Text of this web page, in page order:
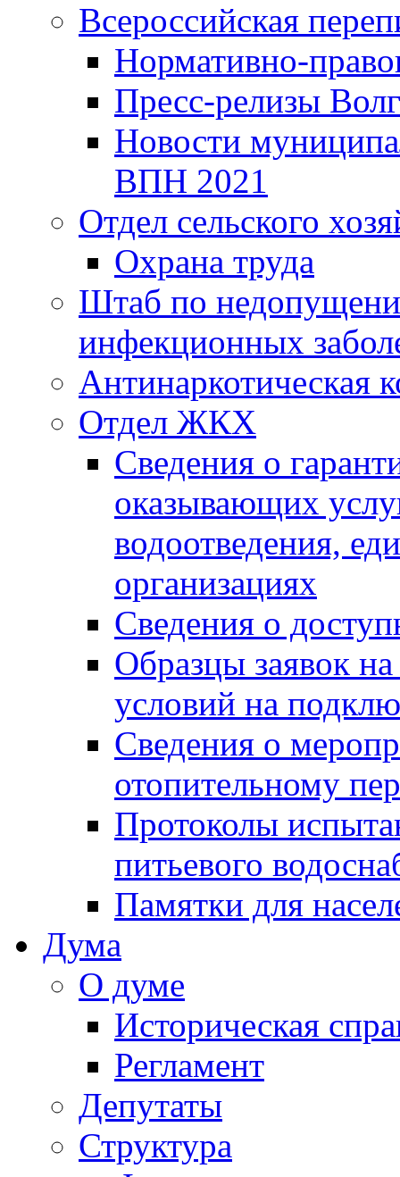
Всероссийская
Нормативно-
Пресс-релизы
Новости
ВПН 2021
Отдел сельского
Охрана труда
Штаб по
инфекционных
Антинаркотическая
Отдел ЖКХ
Сведения о
оказывающих
водоотведения,
организациях
Сведения о
Образцы заявок
условий на
Сведения о
отопительному
Протоколы
питьевого
Памятки для
Дума
О думе
Историческая
Регламент
Депутаты
Структура